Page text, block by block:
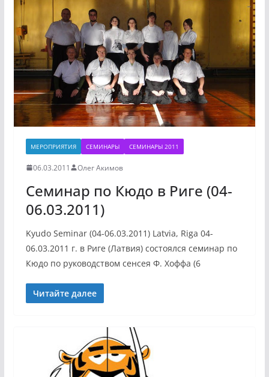
МЕРОПРИЯТИЯ СЕМИНАРЫ СЕМИНАРЫ 2011
06.03.2011 Олег Акимов
Семинар по Кюдо в Риге (04-
06.03.2011)
Kyudo Seminar (04-06.03.2011) Latvia, Riga 04-
06.03.2011 г. в Риге (Латвия) состоялся семинар по
Кюдо по руководством сенсея Ф. Хоффа (6
Читайте далее